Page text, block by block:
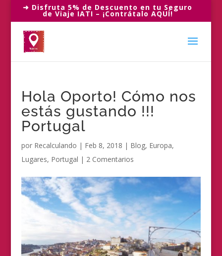
➜ Disfruta 5% de Descuento en tu Seguro
de Viaje IATI – ¡Contrátalo AQUÍ!
Hola Oporto! Cómo nos
estás gustando !!!
Portugal
por Recalculando | Feb 8, 2018 | Blog, Europa,
Lugares, Portugal | 2 Comentarios